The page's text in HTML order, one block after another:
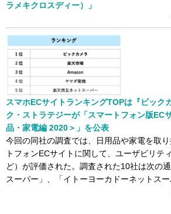
ラメキクロスディー）」
スマホECサイトランキングTOPは『ビッ
ク・ストラテジーが「スマートフォン版EC
品・家電編 2020＞」を公表
今回の同社の調査では、日用品や家電を取
トフォンECサイトに関して、ユーザビリテ
ど）が評価された。調査された10社は次の
スーパー」、「イトーヨーカドーネットスー